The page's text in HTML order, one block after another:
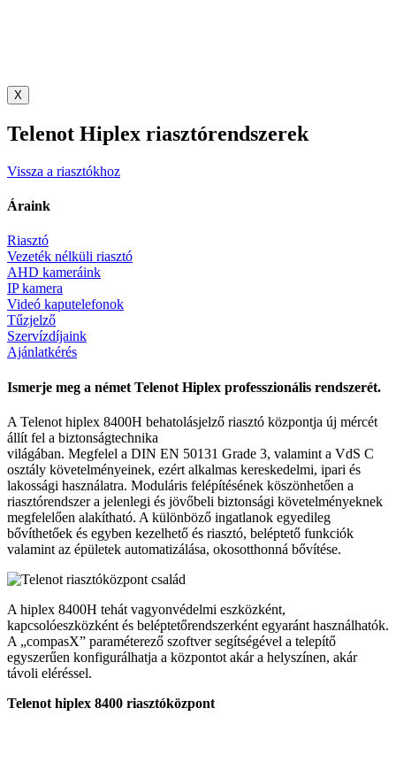
X
Telenot Hiplex riasztórendszerek
Vissza a riasztókhoz
Áraink
Riasztó
Vezeték nélküli riasztó
AHD kameráink
IP kamera
Videó kaputelefonok
Tűzjelző
Szervízdíjaink
Ajánlatkérés
Ismerje meg a német Telenot Hiplex professzionális rendszerét.
A Telenot hiplex 8400H behatolásjelző riasztó központja új mércét
állít fel a biztonságtechnika
világában. Megfelel a DIN EN 50131 Grade 3, valamint a VdS C
osztály követelményeinek, ezért alkalmas kereskedelmi, ipari és
lakossági használatra. Moduláris felépítésének köszönhetően a
riasztórendszer a jelenlegi és jövőbeli biztonsági követelményeknek
megfelelően alakítható. A különböző ingatlanok egyedileg
bővíthetőek és egyben kezelhető és riasztó, beléptető funkciók
valamint az épületek automatizálása, okosotthonná bővítése.
A hiplex 8400H tehát vagyonvédelmi eszközként,
kapcsolóeszközként és beléptetőrendszerként egyaránt használhatók.
A „compasX” paraméterező szoftver segítségével a telepítő
egyszerűen konfigurálhatja a központot akár a helyszínen, akár
távoli eléréssel.
Telenot hiplex 8400 riasztóközpont